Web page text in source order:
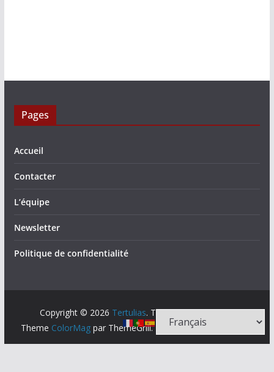
Pages
Accueil
Contacter
L’équipe
Newsletter
Politique de confidentialité
Copyright © 2026 Tertulias. Tous droits réservés.
Theme ColorMagpar ThemeGrill. Propulsé par